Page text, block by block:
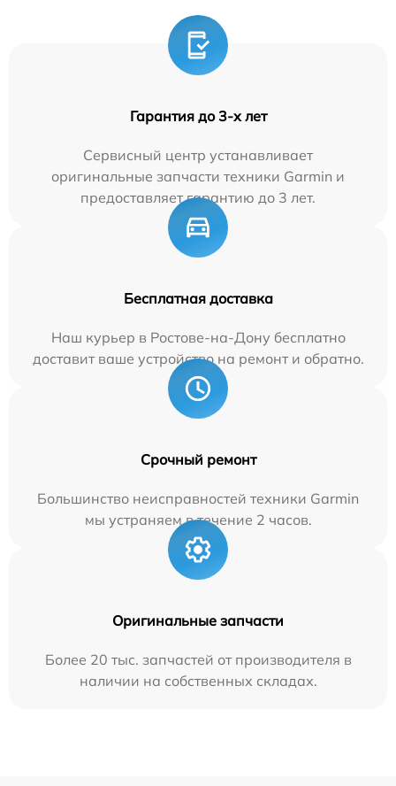
Гарантия до 3-х лет
Сервисный центр устанавливает
оригинальные запчасти техники Garmin и
предоставляет гарантию до 3 лет.
Бесплатная доставка
Наш курьер в Ростове-на-Дону бесплатно
доставит ваше устройство на ремонт и обратно.
Срочный ремонт
Большинство неисправностей техники Garmin
мы устраняем в течение 2 часов.
Оригинальные запчасти
Более 20 тыс. запчастей от производителя в
наличии на собственных складах.